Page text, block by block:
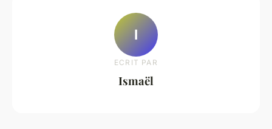
I
ECRIT PAR
Ismaël